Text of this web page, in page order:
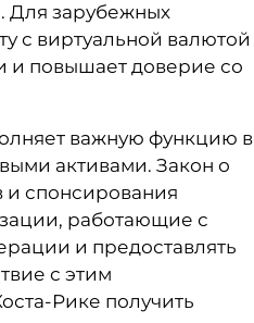
Для зарубежных
с виртуальной валютой
и повышает доверие со
важную функцию в
активами. Закон о
и спонсирования
работающие с
и предоставлять
с этим
Рике получить